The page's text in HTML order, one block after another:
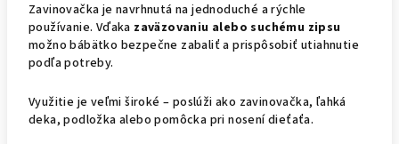
Zavinovačka je navrhnutá na jednoduché a rýchle
používanie. Vďaka zaväzovaniu alebo suchému zipsu
možno bábätko bezpečne zabaliť a prispôsobiť utiahnutie
podľa potreby.
Využitie je veľmi široké – poslúži ako zavinovačka, ľahká
deka, podložka alebo pomôcka pri nosení dieťaťa.